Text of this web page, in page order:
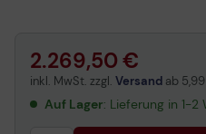
2.269,50 €
inkl. MwSt. zzgl. Versand ab
Auf Lager: Lieferung in 1-2